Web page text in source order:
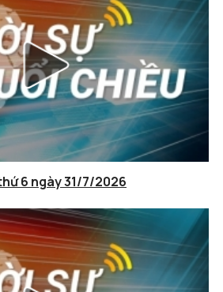
6 ngày 31/7/2026